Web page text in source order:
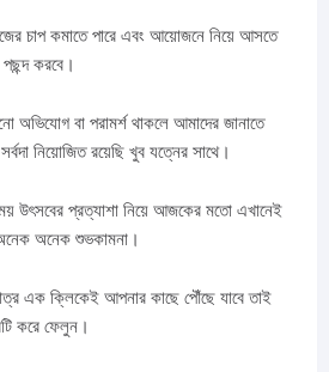
চাপ কমাতে পারে এবং আয়োজনে নিয়ে আসতে
করবে।
অভিযোগ বা পরামর্শ থাকলে আমাদের জানাতে
নিয়োজিত রয়েছি খুব যত্নের সাথে।
উৎসবের প্রত্যাশা নিয়ে আজকের মতো এখানেই
অনেক শুভকামনা।
এক ক্লিকেই আপনার কাছে পৌঁছে যাবে তাই
করে ফেলুন।